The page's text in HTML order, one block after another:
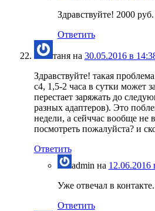
Здравствуйте! 2000 руб.
Ответить
таняна 30.05.2016 в
Здравствуйте! такая
с4, 1,5-2 часа в сутки может
перестает заряжать до
разных адаптеров). Это
недели, а сейччас вообще
посмотреть пожалуйста? и
Ответить
admin на 12.06.2016
Уже отвечал в контакте.
Ответить